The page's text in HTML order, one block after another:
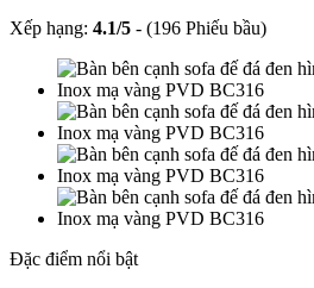
Xếp hạng: 4.1/5 - (196 Phiếu bầu)
Đặc điểm nổi bật